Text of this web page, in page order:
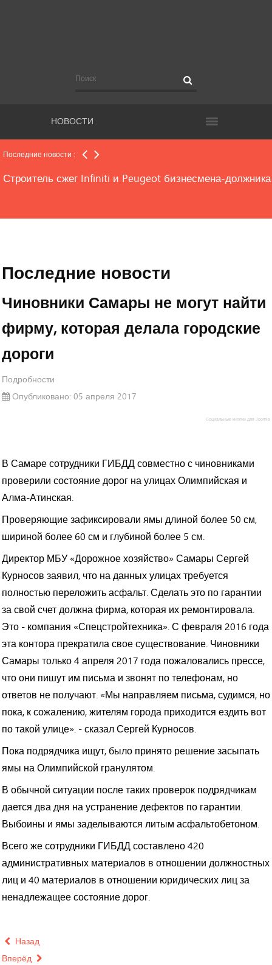
НОВОСТИ
Последние новости :
На обводной дороге Самары будут ловить
Приступил к работе новый начальник таможни
Строитель сжег Infiniti и Peugeot бизнесмена-должника
Глава минтранса области объяснил, почему
Красноглинское шоссе не отремонтируют полностью к
ЧМ-2018
Матч Россия – Новая Зеландия покажут в прямом
эфире на набережной
Водитель ООО «Газпром трансгаз Самара» получил
социальную выплату. Делом занялось ФСБ
Из-за ремонта на ТЭЦ без горячей воды оставят новую
Самару ожидает очередное перекрытие дороги. Теперь
Красноглинское шоссе
В Самаре автохам избил прохожего, попросившего
убрать машину с тротуара
Экс-мэр Самары Георгий Лиманский пообещал
расширить влияние на население
На АВТОВАЗе поднимут зарплату
МЧС предупреждает о резком ухудшении погоды в
области
На Фрунзенский мост федералы дадут еще 400 млн
рублей
В Самаре прощаются с главой администрации
Последние новости
Чиновники Самары не могут найти
фирму, которая делала городские
дороги
Подробности
Опубликовано: 05 апреля 2017
Социальные кнопки для Joomla
В Самаре сотрудники ГИБДД совместно с чиновниками
проверили состояние дорог на улицах Олимпийская и
Алма-Атинская.
Проверяющие зафиксировали ямы длиной более 50 см,
шириной более 60 см и глубиной более 5 см.
Директор МБУ «Дорожное хозяйство» Самары Сергей
Курносов заявил, что на данных улицах требуется
полностью переложить асфальт. Сделать это по гарантии
за свой счет должна фирма, которая их ремонтировала.
Это - компания «Спецстройтехника». С февраля 2016 года
эта контора прекратила свое существование. Чиновники
Самары только 4 апреля 2017 года пожаловались прессе,
что они пишут им письма и звонят по телефонам, но
ответов не получают. «Мы направляем письма, судимся, но
пока, к сожалению, жителям города приходится ездить вот
по такой улице». - сказал Сергей Курносов.
Пока подрядчика ищут, было принято решение засыпать
ямы на Олимпийской гранулятом.
В обычной ситуации после таких проверок подрядчикам
дается два дня на устранение дефектов по гарантии.
Выбоины и ямы заделываются литым асфальтобетоном.
Всего же сотрудники ГИБДД составлено 420
административных материалов в отношении должностных
лиц и 40 материалов в отношении юридических лиц за
ненадлежащее состояние дорог.
Назад
Вперёд